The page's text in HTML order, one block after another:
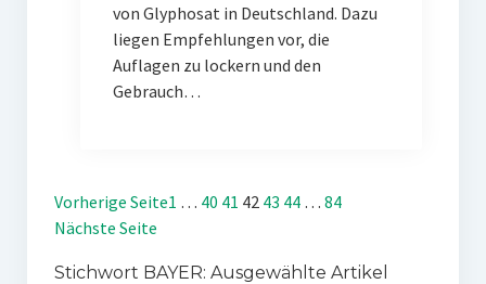
von Glyphosat in Deutschland. Dazu
liegen Empfehlungen vor, die
Auflagen zu lockern und den
Gebrauch…
Vorherige Seite1 … 40 41 42 43 44 … 84
Nächste Seite
Stichwort BAYER: Ausgewählte Artikel